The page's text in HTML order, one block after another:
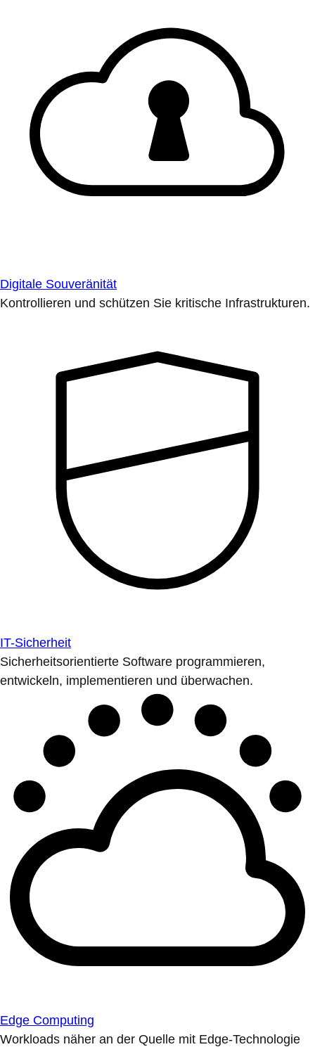
Digitale Souveränität
Kontrollieren und schützen Sie kritische Infrastrukturen.
IT-Sicherheit
Sicherheitsorientierte Software programmieren,
entwickeln, implementieren und überwachen.
Edge Computing
Workloads näher an der Quelle mit Edge-Technologie